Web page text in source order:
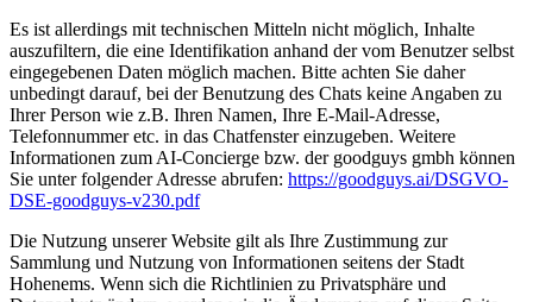
Es ist allerdings mit technischen Mitteln nicht möglich, Inhalte
auszufiltern, die eine Identifikation anhand der vom Benutzer selbst
eingegebenen Daten möglich machen. Bitte achten Sie daher
unbedingt darauf, bei der Benutzung des Chats keine Angaben zu
Ihrer Person wie z.B. Ihren Namen, Ihre E-Mail-Adresse,
Telefonnummer etc. in das Chatfenster einzugeben. Weitere
Informationen zum AI-Concierge bzw. der goodguys gmbh können
Sie unter folgender Adresse abrufen: https://goodguys.ai/DSGVO-
DSE-goodguys-v230.pdf
Die Nutzung unserer Website gilt als Ihre Zustimmung zur
Sammlung und Nutzung von Informationen seitens der Stadt
Hohenems. Wenn sich die Richtlinien zu Privatsphäre und